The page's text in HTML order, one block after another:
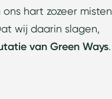
hart zozeer misten
wij daarin slagen,
van Green Ways.